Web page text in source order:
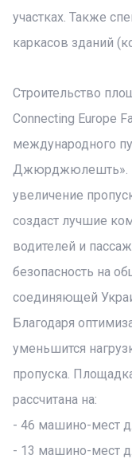
участках. Также
каркасов зданий
Строительство
Connecting Europe
международного
Джюрджюлешть».
увеличение
создаст лучшие
водителей и
безопасность на
соединяющей
Благодаря
уменьшится
пропуска.
рассчитана на:
- 46 машино-мест
- 13 машино-мест